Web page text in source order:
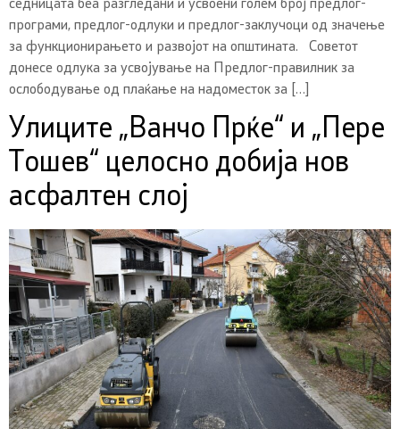
седницата беа разгледани и усвоени голем број предлог-
програми, предлог-одлуки и предлог-заклучоци од значење
за функционирањето и развојот на општината. Советот
донесе одлука за усвојување на Предлог-правилник за
ослободување од плаќање на надоместок за […]
Улиците „Ванчо Прќе“ и „Пере
Тошев“ целосно добија нов
асфалтен слој